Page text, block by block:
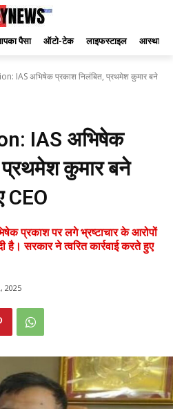
पैसा ऑटो-टेक लाइफस्टाइल आस्था
IAS अभिषेक प्रकाश निलंबित, प्रथमेश कुमार बने
IAS अभिषेक
कुमार बने
CEO
प्रकाश पर लगे भ्रष्टाचार के आरोपों
सरकार ने त्वरित कार्रवाई करते हुए
2025